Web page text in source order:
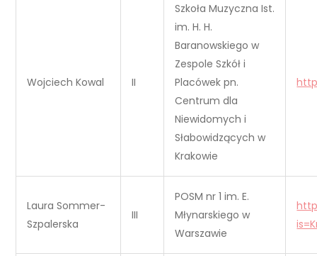
Wojciech Kowal II
Szkoła Muzyczna Ist.
im. H. H.
Baranowskiego w
Zespole Szkół i
Placówek pn.
Centrum dla
Niewidomych i
Słabowidzących w
Krakowie
Laura Sommer-
Szpalerska
III
POSM nr 1 im. E.
Młynarskiego w
Warszawie